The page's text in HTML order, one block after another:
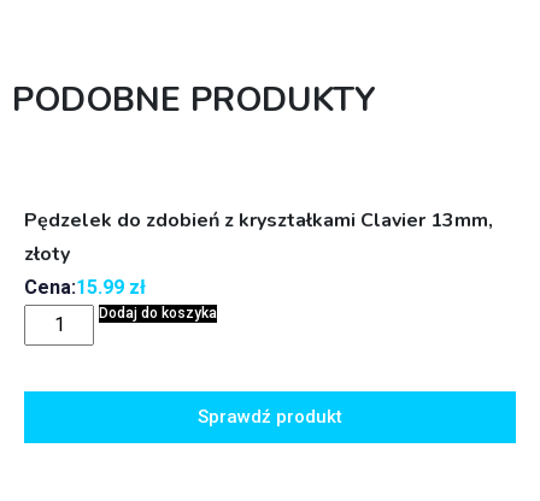
PODOBNE PRODUKTY
Pędzelek do zdobień z kryształkami Clavier 13mm,
złoty
Cena:15.99 zł
Dodaj do koszyka
Sprawdź produkt